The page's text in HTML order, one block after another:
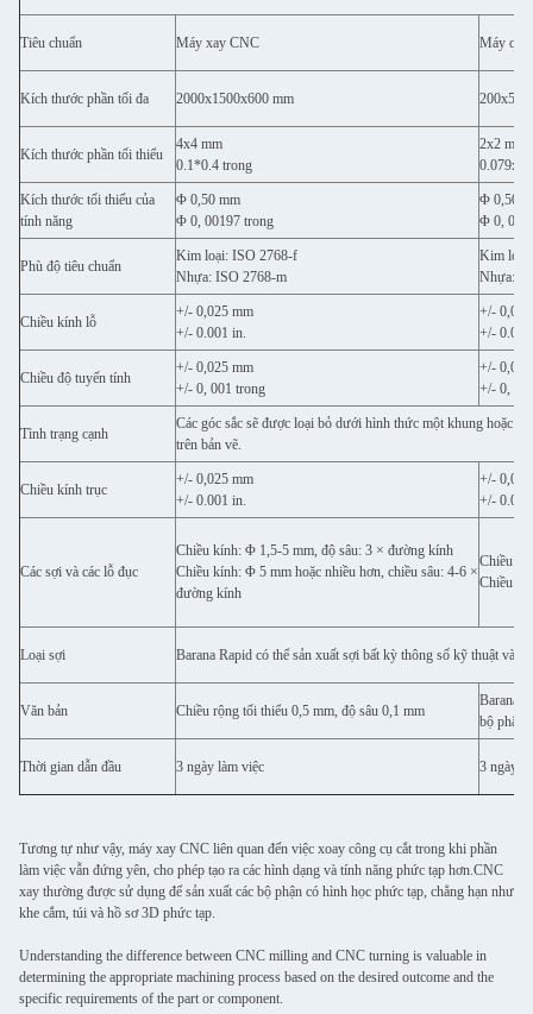
Tiêu chuẩn Máy xay CNC Máy
Kích thước phần tối đa 2000x1500x600 mm 200x500
Kích thước phần tối thiểu
4x4 mm
0.1*0.4 trong
2x2 mm
Kích thước tối thiểu của
tính năng
Φ 0,50 mm
Φ 0, 00197 trong
Φ 0,50
Φ 0,
Phù độ tiêu chuẩn
Kim loại: ISO 2768-f
Nhựa: ISO 2768-m
Kim
Nhựa:
Chiều kính lỗ
+/- 0,025 mm
+/- 0.001 in.
+/-
+/-
Chiều độ tuyến tính
+/- 0,025 mm
+/- 0, 001 trong
+/-
+/- 0,
Tình trạng cạnh
Các góc sắc sẽ được loại bỏ dưới hình thức một khung hoặc
trên bản vẽ.
Chiều kính trục
+/- 0,025 mm
+/- 0.001 in.
+/-
+/-
Các sợi và các lỗ đục
Chiều kính: Φ 1,5-5 mm, độ sâu: 3 × đường kính
Chiều kính: Φ 5 mm hoặc nhiều hơn, chiều sâu: 4-6 ×
đường kính
Chiều
Chiều
Loại sợi Barana Rapid có thể sản xuất sợi bất kỳ thông số kỹ thuật và
Văn bản Chiều rộng tối thiểu 0,5 mm, độ sâu 0,1 mm
Barana
bộ phận
Thời gian dẫn đầu 3 ngày làm việc 3 ngày
Tương tự như vậy, máy xay CNC liên quan đến việc xoay công cụ cắt trong khi phần
làm việc vẫn đứng yên, cho phép tạo ra các hình dạng và tính năng phức tạp hơn.CNC
xay thường được sử dụng để sản xuất các bộ phận có hình học phức tạp, chẳng hạn như
khe cắm, túi và hồ sơ 3D phức tạp.
Understanding the difference between CNC milling and CNC turning is valuable in
determining the appropriate machining process based on the desired outcome and the
specific requirements of the part or component.